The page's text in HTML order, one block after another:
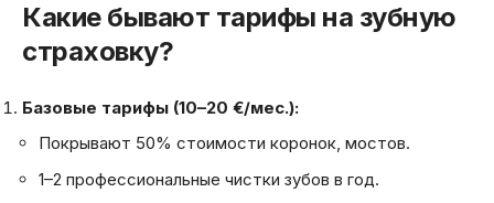
Какие бывают тарифы на зубную
страховку?
Базовые тарифы (10–20 €/мес.):
Покрывают 50% стоимости коронок, мостов.
1–2 профессиональные чистки зубов в год.